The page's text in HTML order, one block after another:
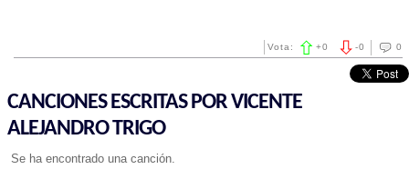
0
-0
Vota: +0
CANCIONES ESCRITAS POR VICENTE
ALEJANDRO TRIGO
Se ha encontrado una canción.